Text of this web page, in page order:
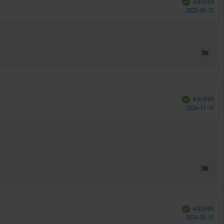
KÄUFER
2025-06-12
Verifiziert
KÄUFER
2024-11-10
Verifiziert
KÄUFER
2024-05-11